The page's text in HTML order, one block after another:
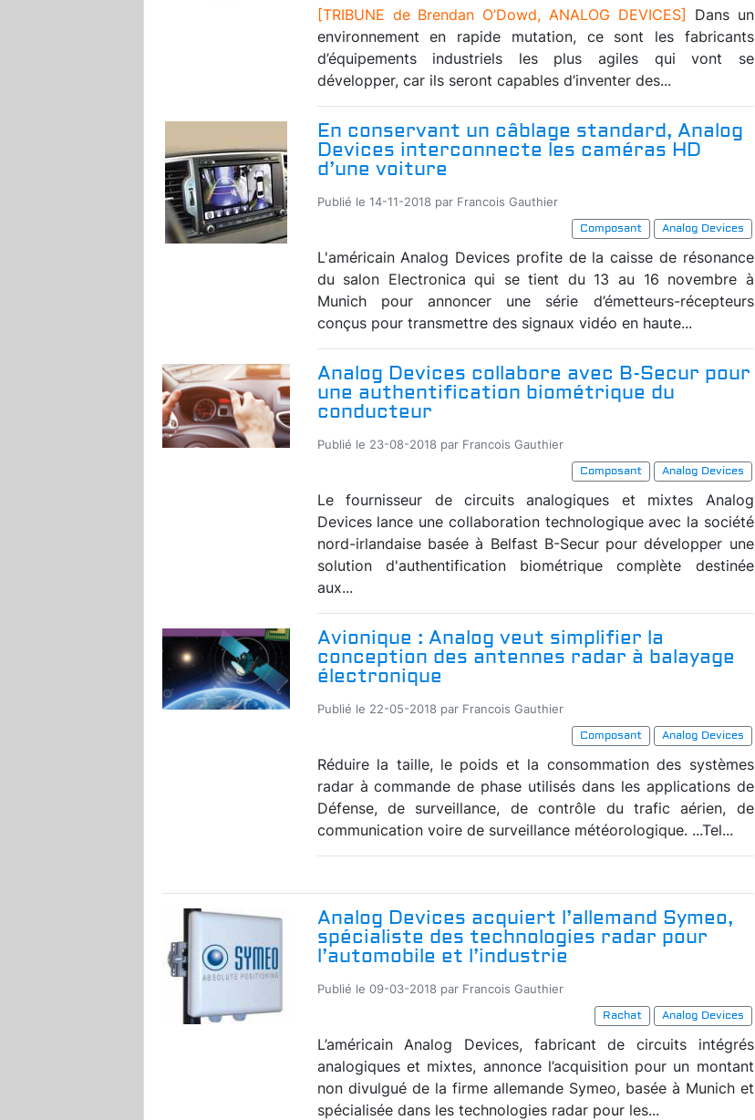
[TRIBUNE de Brendan O’Dowd, ANALOG DEVICES] Dans un
environnement en rapide mutation, ce sont les fabricants
d’équipements industriels les plus agiles qui vont se
développer, car ils seront capables d’inventer des...
En conservant un câblage standard, Analog
Devices interconnecte les caméras HD
d’une voiture
Publié le 14-11-2018 par Francois Gauthier
Composant
Analog Devices
L'américain Analog Devices profite de la caisse de résonance
du salon Electronica qui se tient du 13 au 16 novembre à
Munich pour annoncer une série d’émetteurs-récepteurs
conçus pour transmettre des signaux vidéo en haute...
Analog Devices collabore avec B-Secur pour
une authentification biométrique du
conducteur
Publié le 23-08-2018 par Francois Gauthier
Composant
Analog Devices
Le fournisseur de circuits analogiques et mixtes Analog
Devices lance une collaboration technologique avec la société
nord-irlandaise basée à Belfast B-Secur pour développer une
solution d'authentification biométrique complète destinée
aux...
Avionique : Analog veut simplifier la
conception des antennes radar à balayage
électronique
Publié le 22-05-2018 par Francois Gauthier
Composant
Analog Devices
Réduire la taille, le poids et la consommation des systèmes
radar à commande de phase utilisés dans les applications de
Défense, de surveillance, de contrôle du trafic aérien, de
communication voire de surveillance météorologique. ...Tel...
Analog Devices acquiert l’allemand Symeo,
spécialiste des technologies radar pour
l’automobile et l’industrie
Publié le 09-03-2018 par Francois Gauthier
Rachat
Analog Devices
L’américain Analog Devices, fabricant de circuits intégrés
analogiques et mixtes, annonce l’acquisition pour un montant
non divulgué de la firme allemande Symeo, basée à Munich et
spécialisée dans les technologies radar pour les...